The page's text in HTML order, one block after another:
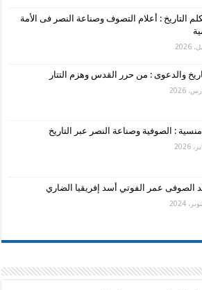
التاريخ : أعلام التصوف وصناعة النصر فى الأمة
والدعوى : من حرر القدس وهزم التتار
: الصوفية وصناعة النصر عبر التاريخ
الصوفى عمر الفوتي أسد إفريقيا الضاري